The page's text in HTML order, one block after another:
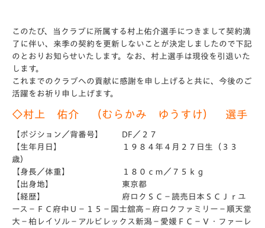
このたび、当クラブに所属する村上佑介選手につきまして契約満
了に伴い、来季の契約を更新しないことが決定しましたので下記
のとおりお知らせいたします。なお、村上選手は現役を引退いた
します。
これまでのクラブへの貢献に感謝を申し上げると共に、今後のご
活躍をお祈り申し上げます。
◇村上 佑介 （むらかみ ゆうすけ） 選手
【ポジション／背番号】 DF／２７
【生年月日】 １９８４年４月２７日生（３３
歳）
【身長／体重】 １８０ｃｍ／７５ｋｇ
【出身地】 東京都
【経歴】 府ロクＳＣ－読売日本ＳＣＪｒユ
ース－ＦＣ府中Ｕ－１５－国士舘高－府ロクファミリー－順天堂
大－柏レイソル－アルビレックス新潟－愛媛ＦＣ－Ｖ・ファーレ